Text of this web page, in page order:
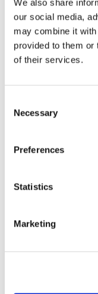
We also share
our social media,
may combine it
provided to them or
of their services.
Selection
Necessary
Preferences
Statistics
Marketing
Type de lit
Salle de bain attenante
Wi-Fi
Profil souhaité
CAPACITÉ DE LA